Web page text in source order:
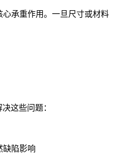
承重作用。一旦尺寸或材料
这些问题：
缺陷影响